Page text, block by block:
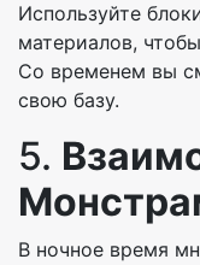
Используйте
материалов,
Со временем вы
свою базу.
5.
В ночное время